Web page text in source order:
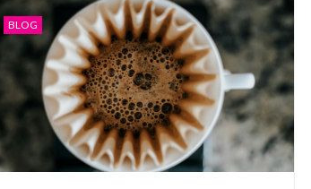
BLOG
Inschrijven
Nee, bedankt